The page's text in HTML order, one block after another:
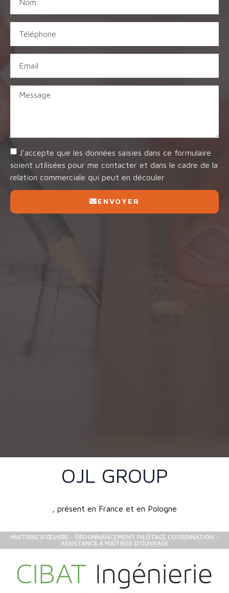
J'accepte que les données saisies dans ce formulaire
soient utilisées pour me contacter et dans le cadre de la
relation commerciale qui peut en découler
ENVOYER
OJL GROUP
, présent en France et en Pologne
MAITRISE D'ŒUVRE - ORDONNANCEMENT PILOTAGE COORDINATION -
ASSISTANCE À MAÎTRISE D’OUVRAGE